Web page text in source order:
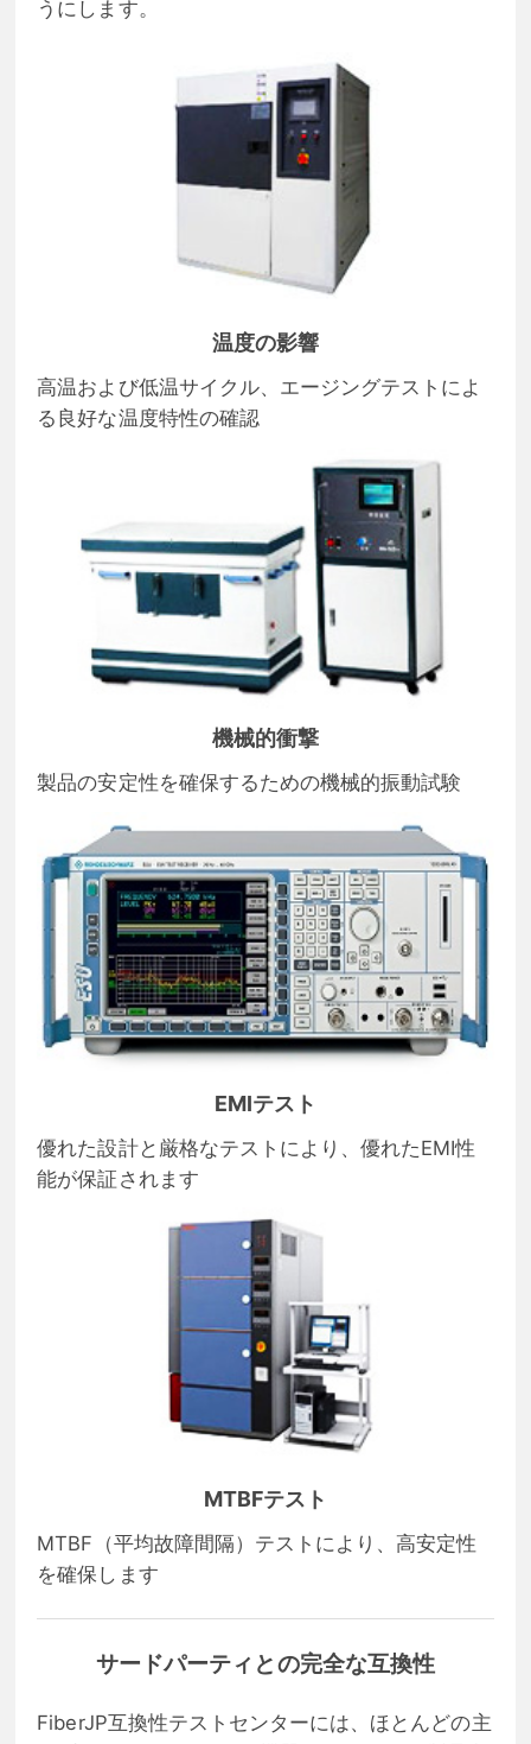
うにします。
温度の影響
高温および低温サイクル、エージングテストによ
る良好な温度特性の確認
機械的衝撃
製品の安定性を確保するための機械的振動試験
EMIテスト
優れた設計と厳格なテストにより、優れたEMI性
能が保証されます
MTBFテスト
MTBF（平均故障間隔）テストにより、高安定性
を確保します
サードパーティとの完全な互換性
FiberJP互換性テストセンターには、ほとんどの主